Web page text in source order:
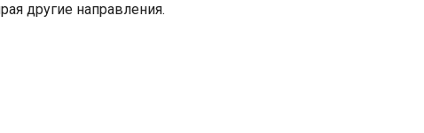
другие направления.